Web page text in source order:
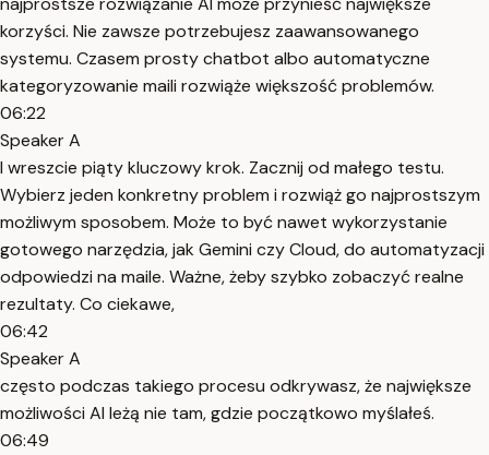
korzyści. Nie zawsze potrzebujesz zaawansowanego
systemu. Czasem prosty chatbot albo automatyczne
kategoryzowanie maili rozwiąże większość problemów.
06:22
Speaker A
I wreszcie piąty kluczowy krok. Zacznij od małego testu.
Wybierz jeden konkretny problem i rozwiąż go najprostszym
możliwym sposobem. Może to być nawet wykorzystanie
gotowego narzędzia, jak Gemini czy Cloud, do automatyzacji
odpowiedzi na maile. Ważne, żeby szybko zobaczyć realne
rezultaty. Co ciekawe,
06:42
Speaker A
często podczas takiego procesu odkrywasz, że największe
możliwości AI leżą nie tam, gdzie początkowo myślałeś.
06:49